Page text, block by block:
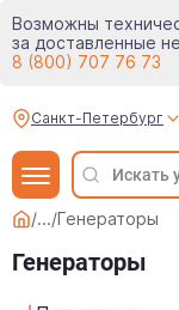
Возможны
за доставленные
8 (800) 707 76 73
Санкт-Петербург
/.../Генераторы
Генераторы